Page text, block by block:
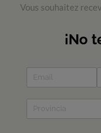
Vous souhaitez